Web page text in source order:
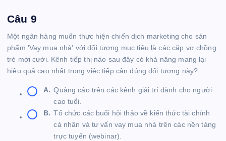
Câu 9
Một ngân hàng muốn thực hiện chiến dịch marketing cho sản
phẩm 'Vay mua nhà' với đối tượng mục tiêu là các cặp vợ chồng
trẻ mới cưới. Kênh tiếp thị nào sau đây có khả năng mang lại
hiệu quả cao nhất trong việc tiếp cận đúng đối tượng này?
A. Quảng cáo trên các kênh giải trí dành cho người
cao tuổi.
B. Tổ chức các buổi hội thảo về kiến thức tài chính
cá nhân và tư vấn vay mua nhà trên các nền tảng
trực tuyến (webinar).